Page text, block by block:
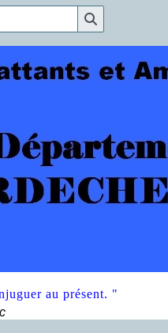
au présent. "